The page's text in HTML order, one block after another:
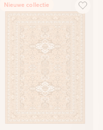
Nieuwe collectie